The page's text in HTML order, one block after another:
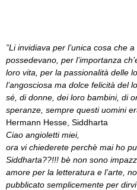
‎”Li invidiava per l’unica cosa che
possedevano, per l’importanza
loro vita, per la passionalità delle
l’angosciosa ma dolce felicità del
sé, di donne, dei loro bambini, di
speranze, sempre questi uomini
Hermann Hesse, Siddharta
Ciao angioletti miei,
ora vi chiederete perchè mai ho
Siddharta??!!! bè non sono
amore per la letteratura e l’arte,
pubblicato semplicemente per